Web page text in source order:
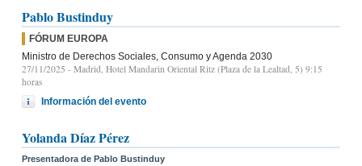
Pablo Bustinduy
FÓRUM EUROPA
Ministro de Derechos Sociales, Consumo y Agenda 2030
27/11/2025 - Madrid, Hotel Mandarin Oriental Ritz (Plaza de la Lealtad, 5) 9:15
horas
Información del evento
Yolanda Díaz Pérez
Presentadora de Pablo Bustinduy